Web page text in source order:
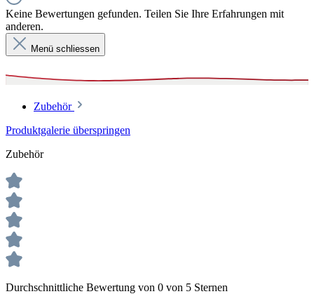
Keine Bewertungen gefunden. Teilen Sie Ihre Erfahrungen mit
anderen.
Menü schliessen
Zubehör
Produktgalerie überspringen
Zubehör
Durchschnittliche Bewertung von 0 von 5 Sternen